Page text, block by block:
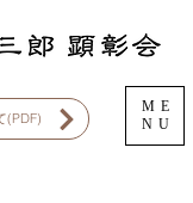
ME
NU
(PDF)